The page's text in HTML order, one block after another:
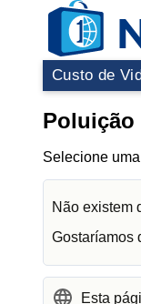
Custo de
Poluição
Selecione
Não existem
Gostaríamos
Esta